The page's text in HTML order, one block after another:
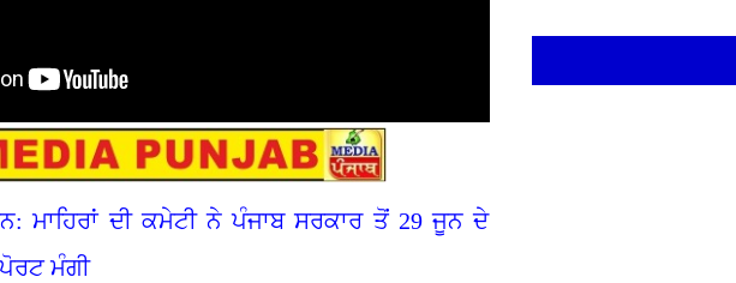
ਮਾਹਿਰਾਂ ਦੀ ਕਮੇਟੀ ਨੇ ਪੰਜਾਬ ਸਰਕਾਰ ਤੋਂ 29 ਜੂਨ ਦੇ
ਮੰਗੀ